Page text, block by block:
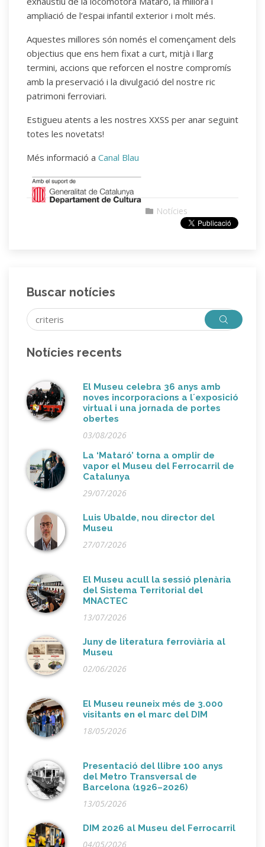
ampliació de l’espai infantil exterior i molt més.
Aquestes millores són només el començament dels
objectius que ens hem fixat a curt, mitjà i llarg
termini, accions que reforcen el nostre compromís
amb la preservació i la divulgació del nostre ric
patrimoni ferroviari.
Estigueu atents a les nostres XXSS per anar seguint
totes les novetats!
Més informació a Canal Blau
Notícies
Buscar notícies
Notícies recents
El Museu celebra 36 anys amb
noves incorporacions a l´exposició
virtual i una jornada de portes
obertes
03/08/2026
La ‘Mataró’ torna a omplir de
vapor el Museu del Ferrocarril de
Catalunya
29/07/2026
Luis Ubalde, nou director del
Museu
27/07/2026
El Museu acull la sessió plenària
del Sistema Territorial del
MNACTEC
13/07/2026
Juny de literatura ferroviària al
Museu
02/06/2026
El Museu reuneix més de 3.000
visitants en el marc del DIM
18/05/2026
Presentació del llibre 100 anys
del Metro Transversal de
Barcelona (1926–2026)
13/05/2026
DIM 2026 al Museu del Ferrocarril
04/05/2026